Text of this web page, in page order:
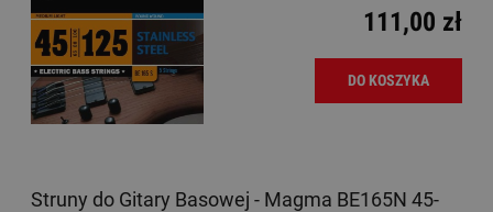
111,00 zł
DO KOSZYKA
Struny do Gitary Basowej - Magma BE165N 45-